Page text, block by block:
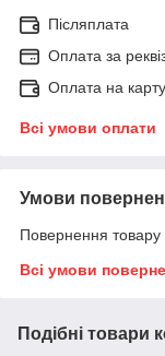
Післяплата
Оплата за
Оплата на
Всі умови оплати
Умови
Повернення товару
Всі умови
Подібні товари